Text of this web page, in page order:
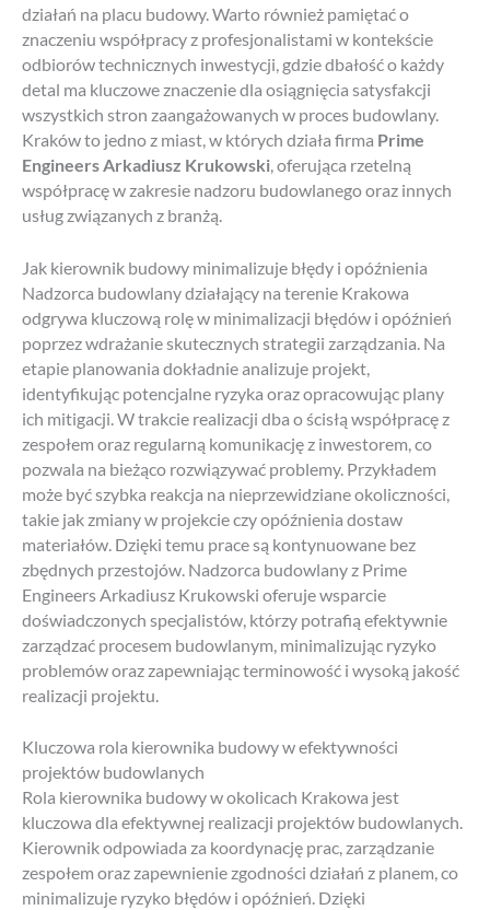
działań na placu budowy. Warto również pamiętać o
znaczeniu współpracy z profesjonalistami w kontekście
odbiorów technicznych inwestycji, gdzie dbałość o każdy
detal ma kluczowe znaczenie dla osiągnięcia satysfakcji
wszystkich stron zaangażowanych w proces budowlany.
Kraków to jedno z miast, w których działa firma Prime
Engineers Arkadiusz Krukowski, oferująca rzetelną
współpracę w zakresie nadzoru budowlanego oraz innych
usług związanych z branżą.
Jak kierownik budowy minimalizuje błędy i opóźnienia
Nadzorca budowlany działający na terenie Krakowa
odgrywa kluczową rolę w minimalizacji błędów i opóźnień
poprzez wdrażanie skutecznych strategii zarządzania. Na
etapie planowania dokładnie analizuje projekt,
identyfikując potencjalne ryzyka oraz opracowując plany
ich mitigacji. W trakcie realizacji dba o ścisłą współpracę z
zespołem oraz regularną komunikację z inwestorem, co
pozwala na bieżąco rozwiązywać problemy. Przykładem
może być szybka reakcja na nieprzewidziane okoliczności,
takie jak zmiany w projekcie czy opóźnienia dostaw
materiałów. Dzięki temu prace są kontynuowane bez
zbędnych przestojów. Nadzorca budowlany z Prime
Engineers Arkadiusz Krukowski oferuje wsparcie
doświadczonych specjalistów, którzy potrafią efektywnie
zarządzać procesem budowlanym, minimalizując ryzyko
problemów oraz zapewniając terminowość i wysoką jakość
realizacji projektu.
Kluczowa rola kierownika budowy w efektywności
projektów budowlanych
Rola kierownika budowy w okolicach Krakowa jest
kluczowa dla efektywnej realizacji projektów budowlanych.
Kierownik odpowiada za koordynację prac, zarządzanie
zespołem oraz zapewnienie zgodności działań z planem, co
minimalizuje ryzyko błędów i opóźnień. Dzięki